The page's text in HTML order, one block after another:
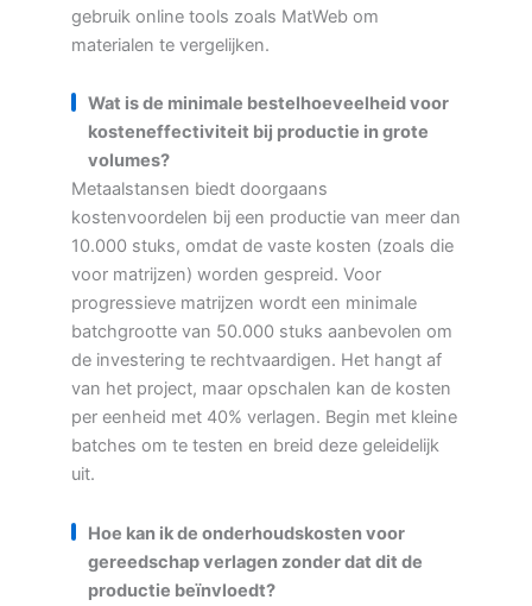
gebruik online tools zoals MatWeb om
materialen te vergelijken.
Wat is de minimale bestelhoeveelheid voor
kosteneffectiviteit bij productie in grote
volumes?
Metaalstansen biedt doorgaans
kostenvoordelen bij een productie van meer dan
10.000 stuks, omdat de vaste kosten (zoals die
voor matrijzen) worden gespreid. Voor
progressieve matrijzen wordt een minimale
batchgrootte van 50.000 stuks aanbevolen om
de investering te rechtvaardigen. Het hangt af
van het project, maar opschalen kan de kosten
per eenheid met 40% verlagen. Begin met kleine
batches om te testen en breid deze geleidelijk
uit.
Hoe kan ik de onderhoudskosten voor
gereedschap verlagen zonder dat dit de
productie beïnvloedt?